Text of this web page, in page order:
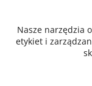
Nasze narzędzia
etykiet i